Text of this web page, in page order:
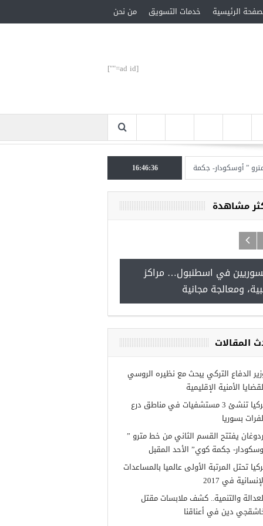
الرئيسية خدمات التسويق من نحن
[ad id=""]
جكمة كوي” الأحد المقبل تركيا تحتل المرتبة الأولى عالميا بالمساعدات16:46:36
مشاهدة
في اسطنبول… مراكز
ومعالجة مجانية
المقالات
الدفاع التركي يبحث مع نظيره الروسي
الأمنية الإقليمية
تركيا تنشئ 3 مستشفيات في مناطق درع
بسوريا
يفتتح القسم الثاني من خط مترو ”
جكمة كوي” الأحد المقبل
تحتل المرتبة الأولى عالميا بالمساعدات
في 2017
والتنمية.. كشف ملابسات مقتل
دين في أعناقنا